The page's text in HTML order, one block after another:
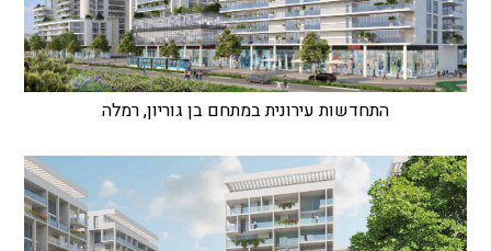
התחדשות עירונית במתחם בן גוריון, רמלה